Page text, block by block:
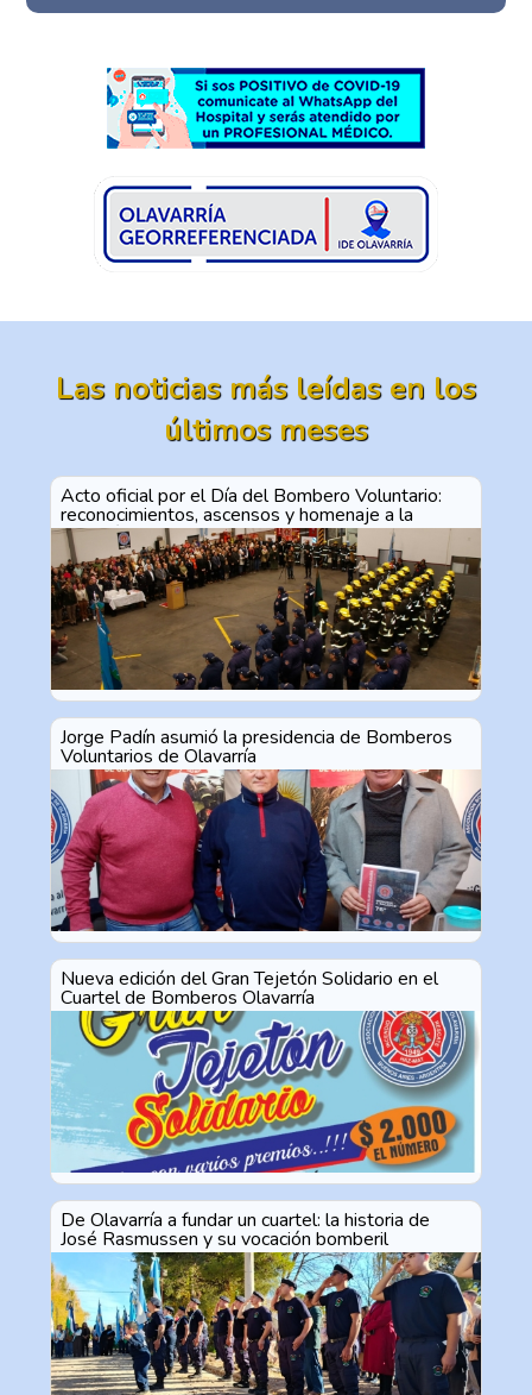
Las noticias más leídas en los
últimos meses
Acto oficial por el Día del Bombero Voluntario:
reconocimientos, ascensos y homenaje a la
vocación de servicio
Jorge Padín asumió la presidencia de Bomberos
Voluntarios de Olavarría
Nueva edición del Gran Tejetón Solidario en el
Cuartel de Bomberos Olavarría
De Olavarría a fundar un cuartel: la historia de
José Rasmussen y su vocación bomberil